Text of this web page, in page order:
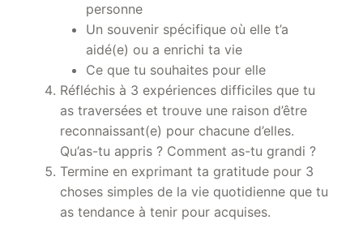
personne
Un souvenir spécifique où elle t’a
aidé(e) ou a enrichi ta vie
Ce que tu souhaites pour elle
Réfléchis à 3 expériences difficiles que tu
as traversées et trouve une raison d’être
reconnaissant(e) pour chacune d’elles.
Qu’as-tu appris ? Comment as-tu grandi ?
Termine en exprimant ta gratitude pour 3
choses simples de la vie quotidienne que tu
as tendance à tenir pour acquises.